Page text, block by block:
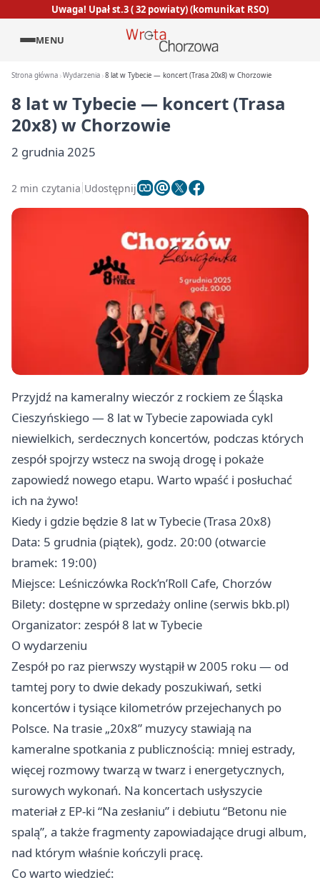
Uwaga! Upał st.3 ( 32 powiaty) (komunikat RSO)
MENU
Strona główna Wydarzenia 8 lat w Tybecie — koncert (Trasa 20x8) w Chorzowie
8 lat w Tybecie — koncert (Trasa
20x8) w Chorzowie
2 grudnia 2025
2 min czytania Udostępnij
Przyjdź na kameralny wieczór z rockiem ze Śląska
Cieszyńskiego — 8 lat w Tybecie zapowiada cykl
niewielkich, serdecznych koncertów, podczas których
zespół spojrzy wstecz na swoją drogę i pokaże
zapowiedź nowego etapu. Warto wpaść i posłuchać
ich na żywo!
Kiedy i gdzie będzie 8 lat w Tybecie (Trasa 20x8)
Data: 5 grudnia (piątek), godz. 20:00 (otwarcie
bramek: 19:00)
Miejsce: Leśniczówka Rock’n’Roll Cafe, Chorzów
Bilety: dostępne w sprzedaży online (serwis bkb.pl)
Organizator: zespół 8 lat w Tybecie
O wydarzeniu
Zespół po raz pierwszy wystąpił w 2005 roku — od
tamtej pory to dwie dekady poszukiwań, setki
koncertów i tysiące kilometrów przejechanych po
Polsce. Na trasie „20x8” muzycy stawiają na
kameralne spotkania z publicznością: mniej estrady,
więcej rozmowy twarzą w twarz i energetycznych,
surowych wykonań. Na koncertach usłyszycie
materiał z EP-ki “Na zesłaniu” i debiutu “Betonu nie
spalą”, a także fragmenty zapowiadające drugi album,
nad którym właśnie kończyli pracę.
Co warto wiedzieć: